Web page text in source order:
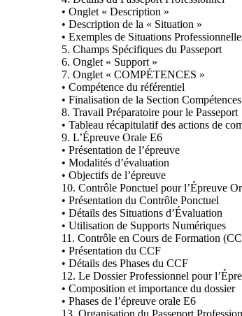
• Onglet « Description »
• Description de la « Situation »
• Exemples de Situations
5. Champs Spécifiques du Passeport
6. Onglet « Support »
7. Onglet « COMPÉTENCES »
• Compétence du référentiel
• Finalisation de la Section Compétences
8. Travail Préparatoire pour le Passeport
• Tableau récapitulatif des actions de
9. L’Épreuve Orale E6
• Présentation de l’épreuve
• Modalités d’évaluation
• Objectifs de l’épreuve
10. Contrôle Ponctuel pour l’Épreuve
• Présentation du Contrôle Ponctuel
• Détails des Situations d’Évaluation
• Utilisation de Supports Numériques
11. Contrôle en Cours de Formation
• Présentation du CCF
• Détails des Phases du CCF
12. Le Dossier Professionnel pour
• Composition et importance du dossier
• Phases de l’épreuve orale E6